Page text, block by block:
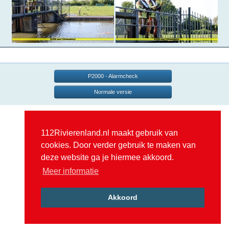
112Rivierenland.nl maakt gebruik van
cookies. Door verder gebruik te maken van
deze website ga je hiermee akkoord.
Meer informatie
Akkoord
P2000 - Alarmcheck
Normale versie